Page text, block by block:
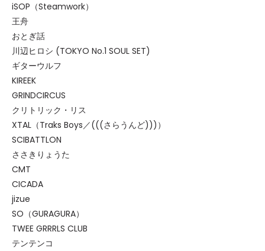
iSOP（Steamwork）
王舟
おとぎ話
川辺ヒロシ (TOKYO No.1 SOUL SET)
ギターウルフ
KIREEK
GRINDCIRCUS
クリトリック・リス
XTAL（Traks Boys／(((さらうんど)))）
SCIBATTLON
ささきりょうた
CMT
CICADA
jizue
SO（GURAGURA）
TWEE GRRRLS CLUB
テンテンコ